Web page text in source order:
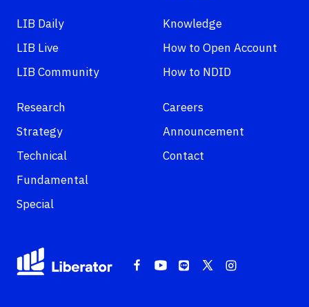
LIB Daily
LIB Live
LIB Community
Knowledge
How to Open Account
How to NDID
Research
Strategy
Technical
Fundamental
Special
Careers
Announcement
Contact